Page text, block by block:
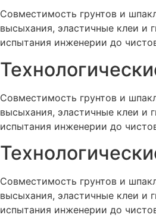
Совместимость грунтов и
высыхания, эластичные клеи и
испытания инженерии до
Совместимость грунтов и
высыхания, эластичные клеи и
испытания инженерии до
Совместимость грунтов и
высыхания, эластичные клеи и
испытания инженерии до